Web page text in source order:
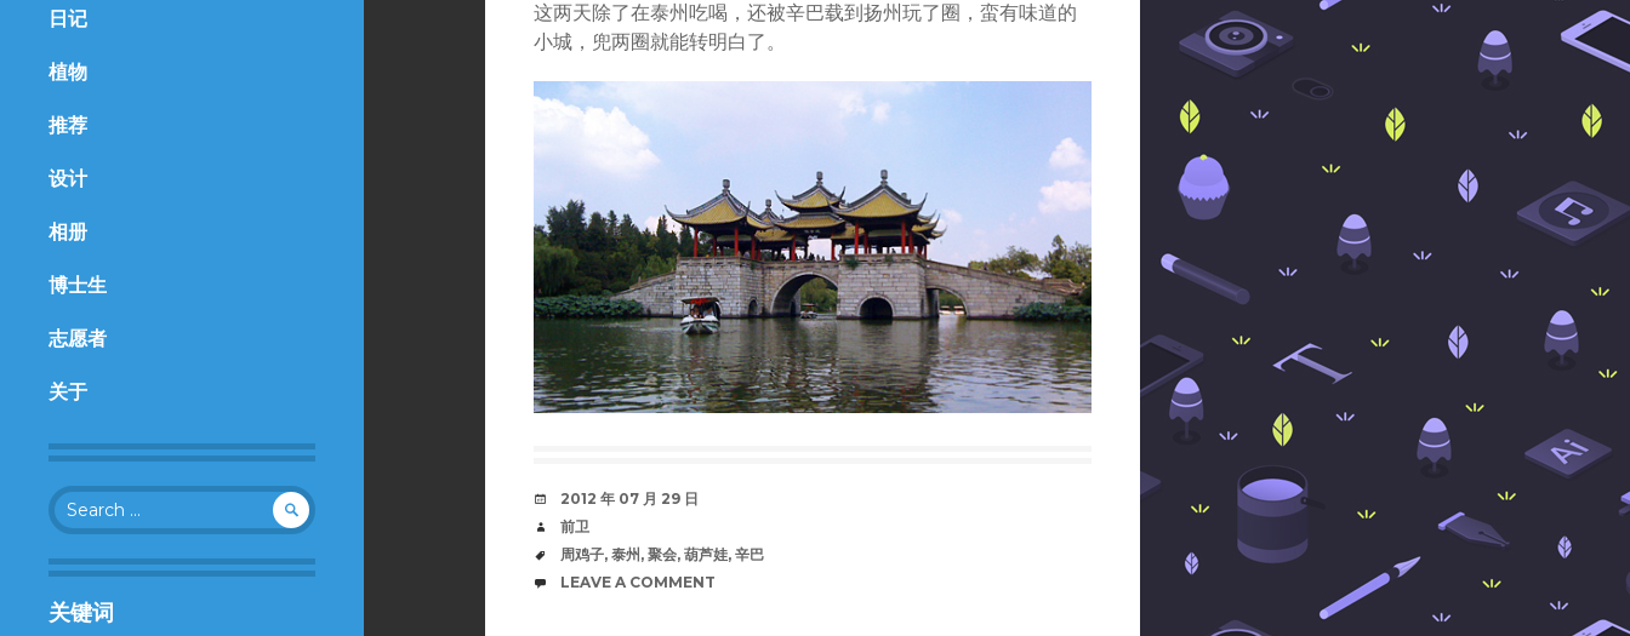
CONTENT
日记
植物
推荐
设计
相册
博士生
志愿者
关于
这两天除了在泰州吃喝，还被辛巴载到扬州玩了圈，蛮有味道的
小城，兜两圈就能转明白了。
DATE
2012 年 07 月 29 日
AUTHOR
前卫
TAGS
周鸡子, 泰州 , 聚会, 葫芦娃, 辛巴
COMMENTS
LEAVE A COMMENT
Search
for:
关键词